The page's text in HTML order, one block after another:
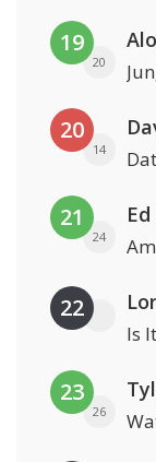
19
20
20
14
21
24
22
Is
23
26